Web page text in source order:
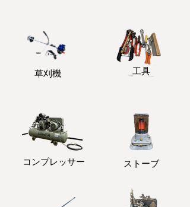
​草刈機 ​工具
コンプレッサー ストーブ